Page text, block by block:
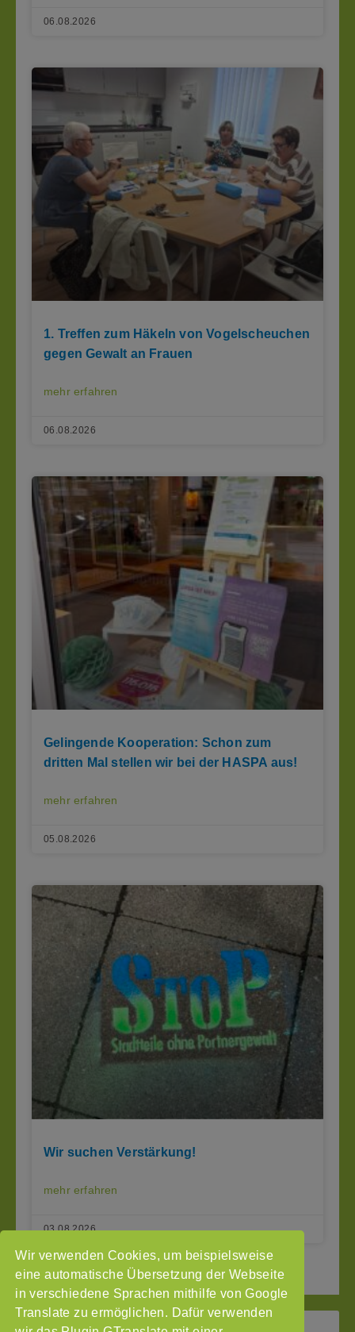
06.08.2026
1. Treffen zum Häkeln von Vogelscheuchen
gegen Gewalt an Frauen
mehr erfahren
06.08.2026
Gelingende Kooperation: Schon zum
dritten Mal stellen wir bei der HASPA aus!
mehr erfahren
05.08.2026
Wir suchen Verstärkung!
mehr erfahren
03.08.2026
« Seite zurück 1 2 3 Seite vor »
Wir verwenden Cookies, um beispielsweise
eine automatische Übersetzung der Webseite
in verschiedene Sprachen mithilfe von Google
Translate zu ermöglichen. Dafür verwenden